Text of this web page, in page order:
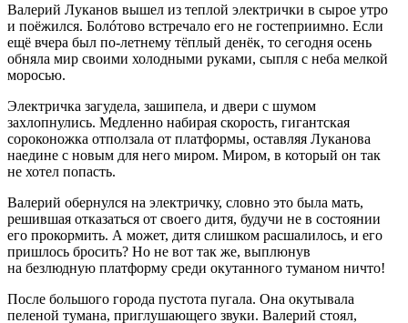
Валерий Луканов вышел из теплой электрички в сырое утро
и поёжился. Болóтово встречало его не гостеприимно. Если
ещё вчера был по-летнему тёплый денёк, то сегодня осень
обняла мир своими холодными руками, сыпля с неба мелкой
моросью.
Электричка загудела, зашипела, и двери с шумом
захлопнулись. Медленно набирая скорость, гигантская
сороконожка отползала от платформы, оставляя Луканова
наедине с новым для него миром. Миром, в который он так
не хотел попасть.
Валерий обернулся на электричку, словно это была мать,
решившая отказаться от своего дитя, будучи не в состоянии
его прокормить. А может, дитя слишком расшалилось, и его
пришлось бросить? Но не вот так же, выплюнув
на безлюдную платформу среди окутанного туманом ничто!
После большого города пустота пугала. Она окутывала
пеленой тумана, приглушающего звуки. Валерий стоял,